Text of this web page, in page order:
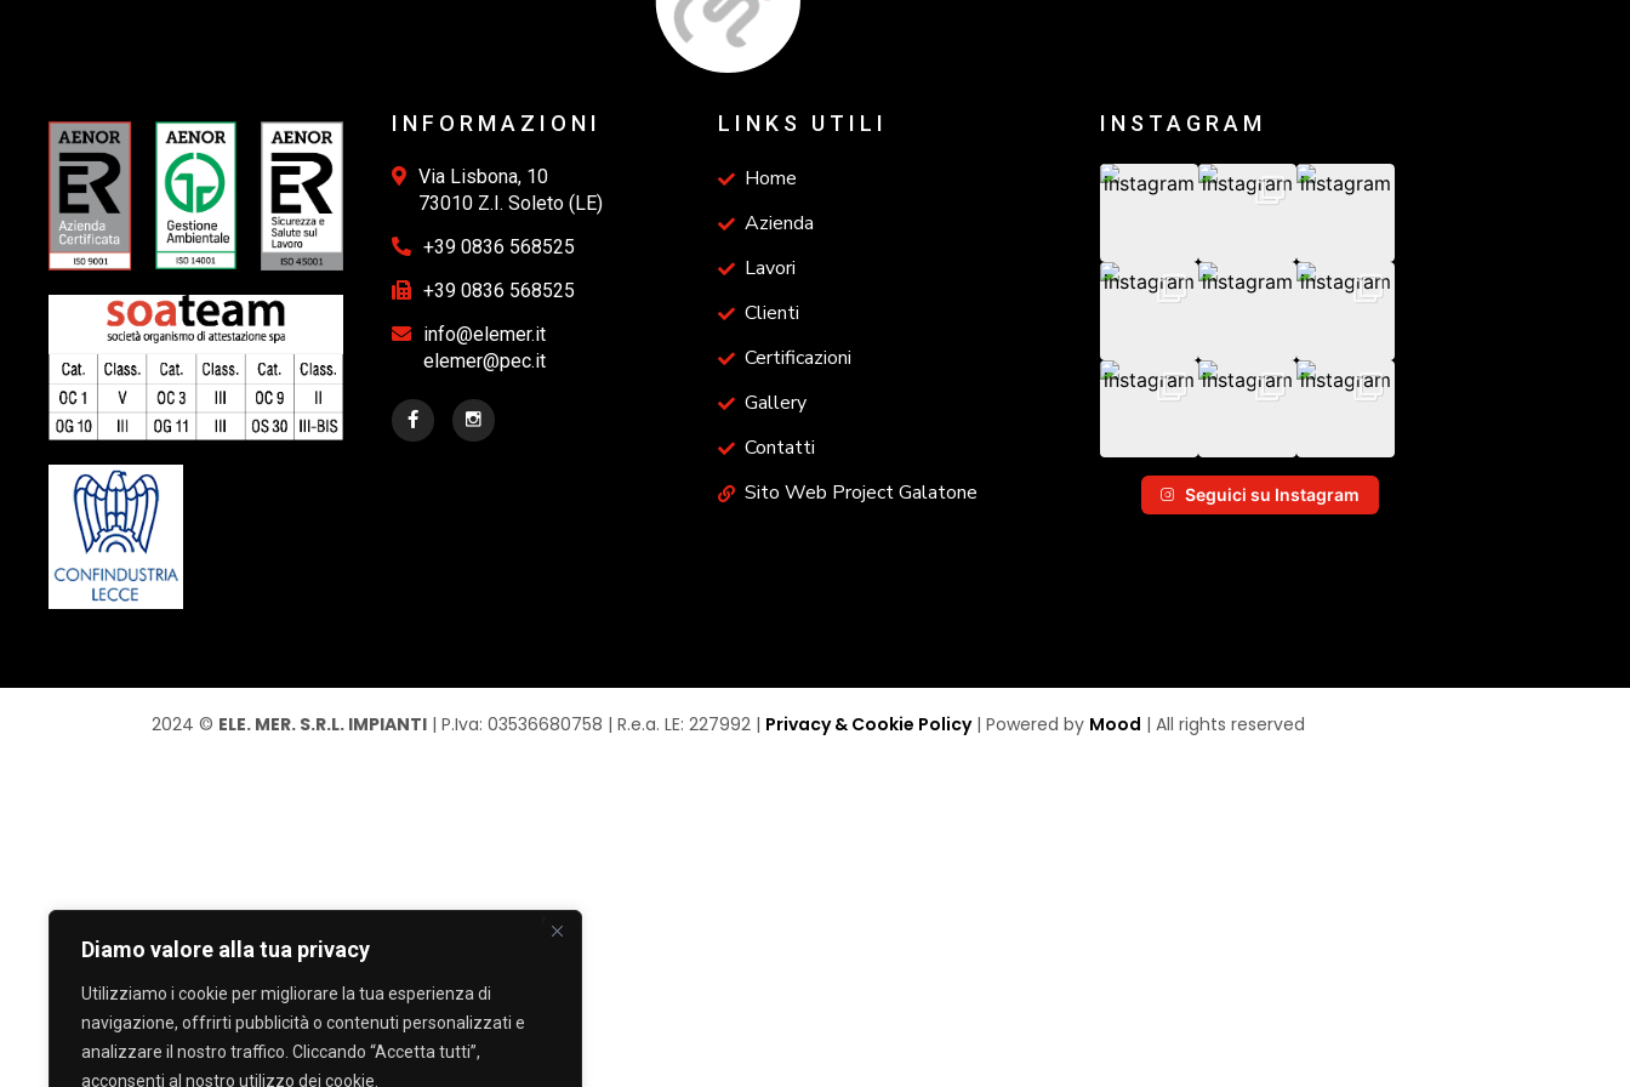
Diamo valore alla tua privacy
Utilizziamo i cookie per migliorare la tua esperienza di
navigazione, offrirti pubblicità o contenuti personalizzati e
analizzare il nostro traffico. Cliccando “Accetta tutti”,
acconsenti al nostro utilizzo dei cookie.
INFORMAZIONI
Via Lisbona, 10
73010 Z.I. Soleto (LE)
+39 0836 568525
+39 0836 568525
info@elemer.it
elemer@pec.it
LINKS UTILI
Home
Azienda
Lavori
Clienti
Certificazioni
Gallery
Contatti
Sito Web Project Galatone
INSTAGRAM
Seguici su Instagram
2024 © ELE. MER. S.R.L. IMPIANTI| P.Iva: 03536680758 | R.e.a. LE: 227992 | Privacy & Cookie Policy| Powered by Mood | All rights reserved